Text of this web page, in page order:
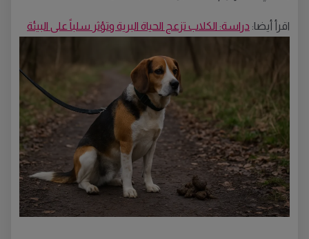
اقرأ أيضا: دراسة: الكلاب تزعج الحياة البرية وتؤثر سلباً على البيئة